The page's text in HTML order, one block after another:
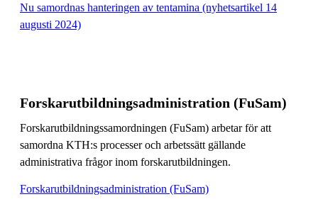
Nu samordnas hanteringen av tentamina (nyhetsartikel 14
augusti 2024)
Forskarutbildningsadministration (FuSam)
Forskarutbildningssamordningen (FuSam) arbetar för att
samordna KTH:s processer och arbetssätt gällande
administrativa frågor inom forskarutbildningen.
Forskarutbildningsadministration (FuSam)